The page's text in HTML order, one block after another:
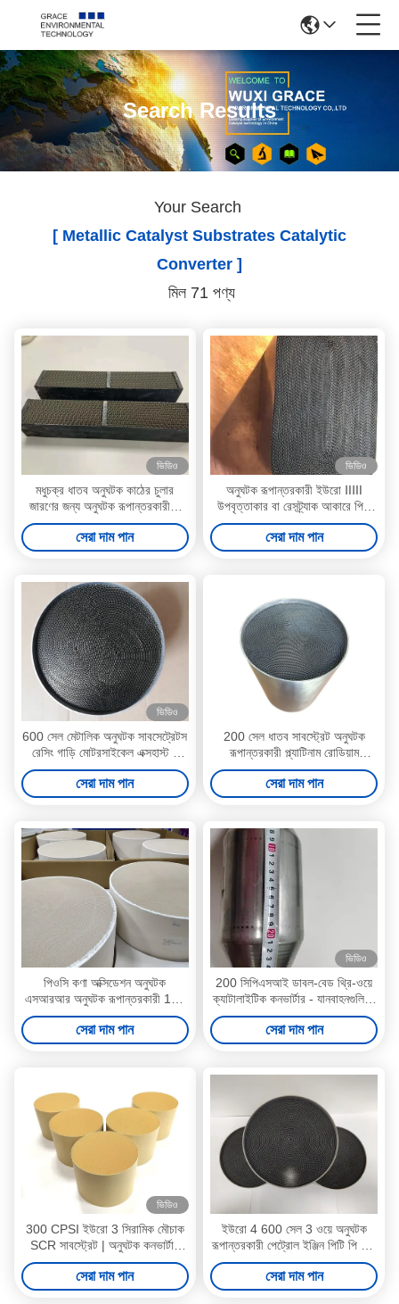
Search Results
Your Search
[ Metallic Catalyst Substrates Catalytic
Converter ]
মিল 71 পণ্য
ভিডিও
মধুচক্র ধাতব অনুঘটক কাঠের চুলার
জারণের জন্য অনুঘটক রূপান্তরকারীকে
সাবস্ট্রেট করে
সেরা দাম পান
ভিডিও
অনুঘটক রূপান্তরকারী ইউরো ⅡⅢ
উপবৃত্তাকার বা রেসট্র্যাক আকারে পিটি
পিডি আরএইচ ধাতব অনুঘটক
সেরা দাম পান
ভিডিও
600 সেল মেটালিক অনুঘটক সাবসেট্রেটস
রেসিং গাড়ি মোটরসাইকেল এক্সহাস্ট টু
কোর
সেরা দাম পান
200 সেল ধাতব সাবস্ট্রেট অনুঘটক
রূপান্তরকারী প্ল্যাটিনাম রোডিয়াম
প্যালাডিয়াম
সেরা দাম পান
পিওসি কণা অক্সিডেশন অনুঘটক
এসআরআর অনুঘটক রূপান্তরকারী 100
সিপিআই অটোমোবাইল নির্গমন
সেরা দাম পান
ভিডিও
200 সিপিএসআই ডাবল-বেড থ্রি-ওয়ে
ক্যাটালাইটিক কনভার্টার - যানবাহনগুলিতে
সিও, এইচসি এবং এনওএক্স নির্গমন হ্রাস
করে
সেরা দাম পান
ভিডিও
300 CPSI ইউরো 3 সিরামিক মৌচাক
SCR সাবস্ট্রেট | অনুঘটক কনভার্টার
প্রস্তুতকারক
সেরা দাম পান
ইউরো 4 600 সেল 3 ওয়ে অনুঘটক
রূপান্তরকারী পেট্রোল ইঞ্জিন পিটি পি আর
আর মেটালিক
সেরা দাম পান